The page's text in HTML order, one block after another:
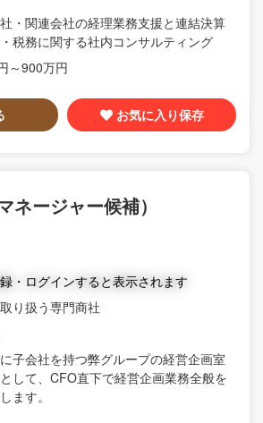
社・関連会社の経理業務支援と連結決算
・税務に関する社内コンサルティング
～900万円
お気に入り保存
ネージャー候補）
・ログインすると表示されます
り扱う専門商社
子会社を持つ弊グループの経営企画室
して、CFO直下で経営企画業務全般を
ます。